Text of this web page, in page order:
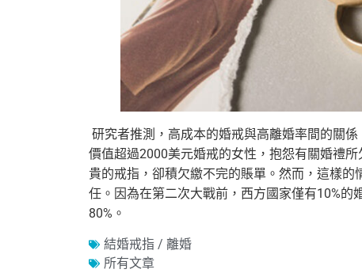
研究者推測，高成本的婚戒與高離婚率間的關
價值超過2000美元婚戒的女性，抱怨有關婚禮
貴的戒指，卻積欠繳不完的賬單。然而，這樣
任。因為在第二次大戰前，西方國家僅有10%
80%。
結婚戒指 / 離婚
所有文章